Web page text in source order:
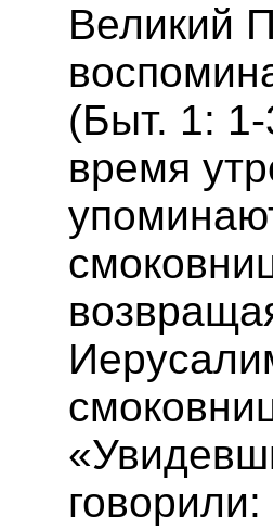
Великий
(Быт. 1: 1-
время
говорили: